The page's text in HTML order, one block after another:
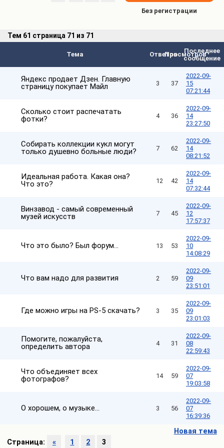
Тем 61 страница 71 из 71
Тема ОтветовПросмотров
Последнее
сообщение
Яндекс продает Дзен. Главную
страницу покупает Майл
3 37
2022-09-
15
07:21:44
Сколько стоит распечатать
фотки?
4 36
2022-09-
14
23:27:50
Собирать коллекции кукл могут
только душевно больные люди?
7 62
2022-09-
14
08:21:52
Идеальная работа. Какая она?
Что это?
12 42
2022-09-
14
07:32:44
Винзавод - самый современный
музей искусств
7 45
2022-09-
12
17:57:37
Что это было? Был форум... 13 53
2022-09-
10
14:08:29
Что вам надо для развития 2 59
2022-09-
09
23:51:01
Где можно игры на PS-5 скачать? 3 35
2022-09-
09
23:01:03
Помогите, пожалуйста,
определить автора
4 31
2022-09-
08
22:59:43
Что объединяет всех
фотографов?
14 59
2022-09-
07
19:03:58
О хорошем, о музыке... 3 56
2022-09-
07
16:39:36
Новая тема
Страница:
« 1 2 3